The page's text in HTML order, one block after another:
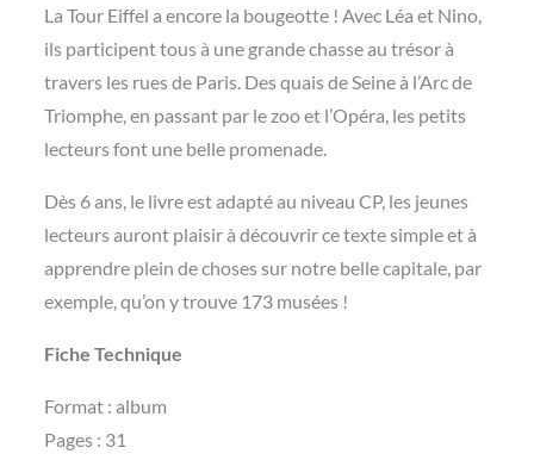
La Tour Eiffel a encore la bougeotte ! Avec Léa et Nino,
ils participent tous à une grande chasse au trésor à
travers les rues de Paris. Des quais de Seine à l’Arc de
Triomphe, en passant par le zoo et l’Opéra, les petits
lecteurs font une belle promenade.
Dès 6 ans, le livre est adapté au niveau CP, les jeunes
lecteurs auront plaisir à découvrir ce texte simple et à
apprendre plein de choses sur notre belle capitale, par
exemple, qu’on y trouve 173 musées !
Fiche Technique
Format : album
Pages : 31